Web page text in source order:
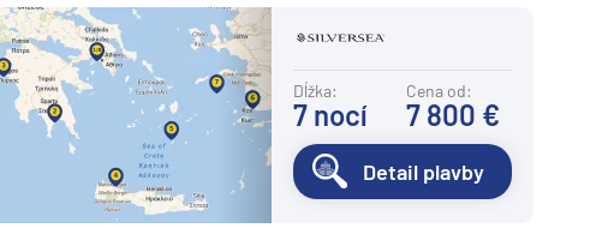
Dĺžka:
7 nocí
Cena od:
7 800 €
Detail plavby